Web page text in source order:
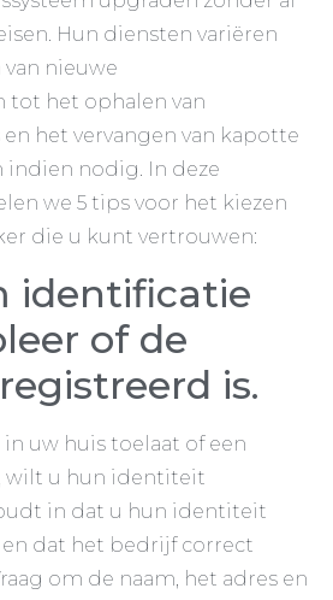
Hun diensten variëren
nieuwe
tot het ophalen van
het vervangen van kapotte
indien nodig. In deze
we 5 tips voor het kiezen
die u kunt vertrouwen:
identificatie
of de
is.
uw huis toelaat of een
wilt u hun identiteit
in dat u hun identiteit
dat het bedrijf correct
om de naam, het adres en